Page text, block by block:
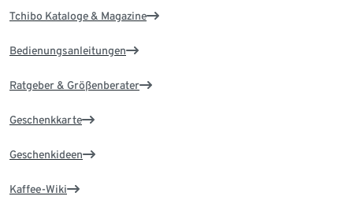
Tchibo Kataloge & Magazine
Bedienungsanleitungen
Ratgeber & Größenberater
Geschenkkarte
Geschenkideen
Kaffee-Wiki